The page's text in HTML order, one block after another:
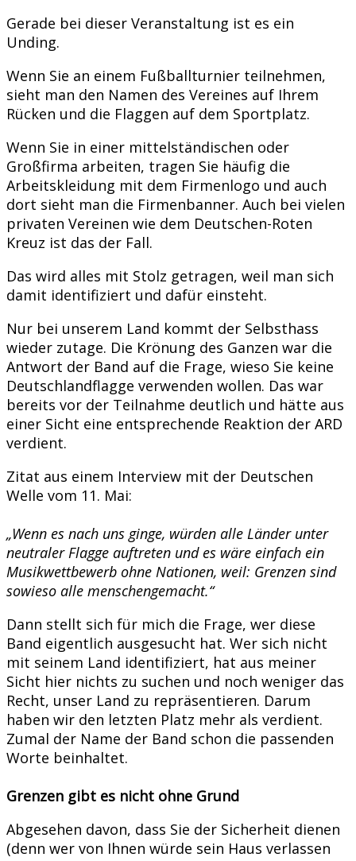
Gerade bei dieser Veranstaltung ist es ein
Unding.
Wenn Sie an einem Fußballturnier teilnehmen,
sieht man den Namen des Vereines auf Ihrem
Rücken und die Flaggen auf dem Sportplatz.
Wenn Sie in einer mittelständischen oder
Großfirma arbeiten, tragen Sie häufig die
Arbeitskleidung mit dem Firmenlogo und auch
dort sieht man die Firmenbanner. Auch bei vielen
privaten Vereinen wie dem Deutschen-Roten
Kreuz ist das der Fall.
Das wird alles mit Stolz getragen, weil man sich
damit identifiziert und dafür einsteht.
Nur bei unserem Land kommt der Selbsthass
wieder zutage. Die Krönung des Ganzen war die
Antwort der Band auf die Frage, wieso Sie keine
Deutschlandflagge verwenden wollen. Das war
bereits vor der Teilnahme deutlich und hätte aus
einer Sicht eine entsprechende Reaktion der ARD
verdient.
Zitat aus einem Interview mit der Deutschen
Welle vom 11. Mai:
„Wenn es nach uns ginge, würden alle Länder unter
neutraler Flagge auftreten und es wäre einfach ein
Musikwettbewerb ohne Nationen, weil: Grenzen sind
sowieso alle menschengemacht.“
Dann stellt sich für mich die Frage, wer diese
Band eigentlich ausgesucht hat. Wer sich nicht
mit seinem Land identifiziert, hat aus meiner
Sicht hier nichts zu suchen und noch weniger das
Recht, unser Land zu repräsentieren. Darum
haben wir den letzten Platz mehr als verdient.
Zumal der Name der Band schon die passenden
Worte beinhaltet.
Grenzen gibt es nicht ohne Grund
Abgesehen davon, dass Sie der Sicherheit dienen
(denn wer von Ihnen würde sein Haus verlassen